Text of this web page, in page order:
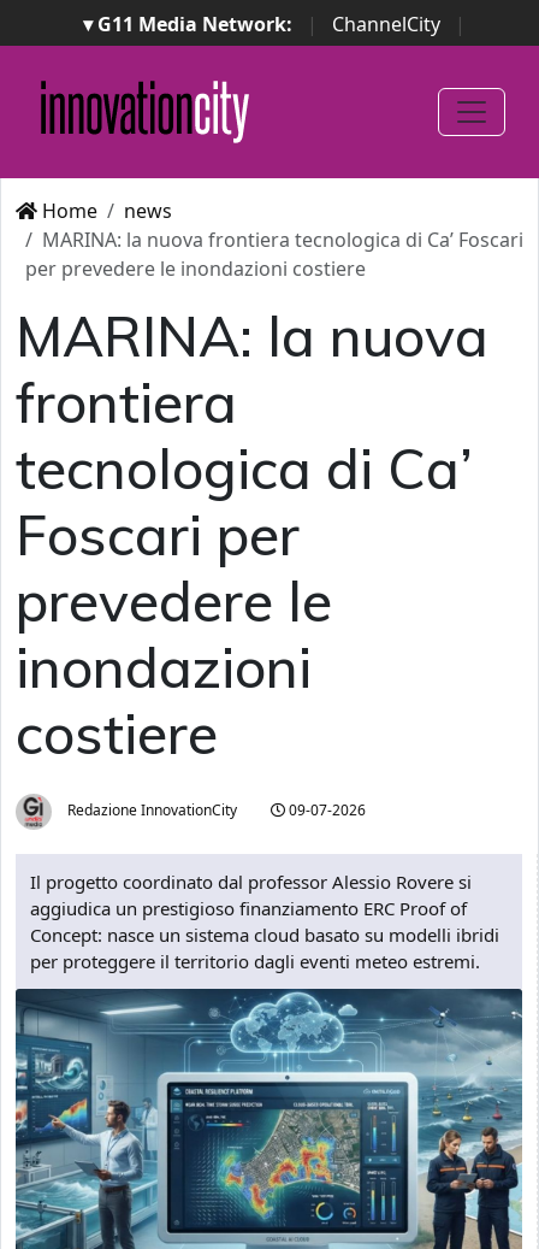
▾ G11 Media Network: | ChannelCity
|
ImpresaCity | SecurityOpenLab | Italian Channel
Awards
Italian Project Awards
Italian Security
Awards
Home
news
MARINA: la nuova frontiera tecnologica di Ca’ Foscari
per prevedere le inondazioni costiere
MARINA: la nuova
frontiera
tecnologica di Ca’
Foscari per
prevedere le
inondazioni
costiere
Redazione InnovationCity 09-07-2026
Il progetto coordinato dal professor Alessio Rovere si
aggiudica un prestigioso finanziamento ERC Proof of
Concept: nasce un sistema cloud basato su modelli ibridi
per proteggere il territorio dagli eventi meteo estremi.